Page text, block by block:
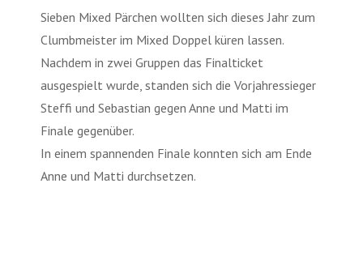
Sieben Mixed Pärchen wollten sich dieses Jahr zum
Clumbmeister im Mixed Doppel küren lassen.
Nachdem in zwei Gruppen das Finalticket
ausgespielt wurde, standen sich die Vorjahressieger
Steffi und Sebastian gegen Anne und Matti im
Finale gegenüber.
In einem spannenden Finale konnten sich am Ende
Anne und Matti durchsetzen.